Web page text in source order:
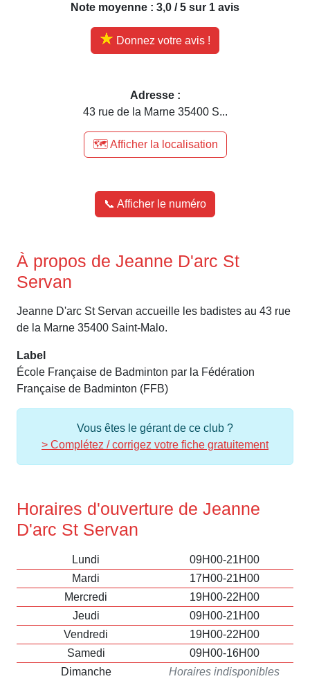
Note moyenne : 3,0 / 5 sur 1 avis
Donnez votre avis !
Adresse :
43 rue de la Marne 35400 S...
🗺️ Afficher la localisation
📞 Afficher le numéro
À propos de Jeanne D'arc St
Servan
Jeanne D'arc St Servan accueille les badistes au 43 rue
de la Marne 35400 Saint-Malo.
Label
École Française de Badminton par la Fédération
Française de Badminton (FFB)
Vous êtes le gérant de ce club ?
> Complétez / corrigez votre fiche gratuitement
Horaires d'ouverture de Jeanne
D'arc St Servan
Lundi
09H00-21H00
Mardi
17H00-21H00
Mercredi
19H00-22H00
Jeudi
09H00-21H00
Vendredi
19H00-22H00
Samedi
09H00-16H00
Dimanche
Horaires indisponibles